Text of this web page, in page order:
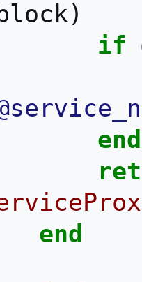
block)
if
end
end